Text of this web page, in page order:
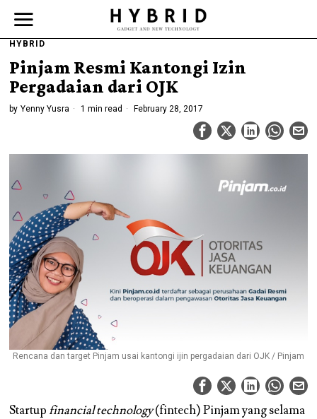
HYBRID
Pinjam Resmi Kantongi Izin
Pergadaian dari OJK
by Yenny Yusra 1 min read February 28, 2017
Rencana dan target Pinjam usai kantongi ijin pergadaian dari OJK / Pinjam
Startup financial technology(fintech) Pinjam yang selama